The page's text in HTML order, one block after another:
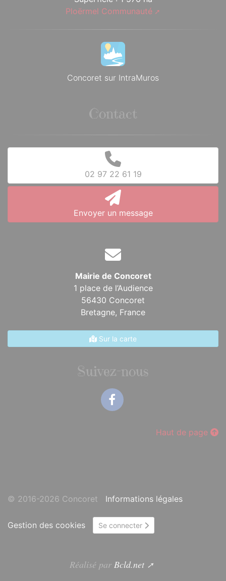
Ploërmel Communauté
Concoret sur IntraMuros
Contact
02 97 22 61 19
Envoyer un message
Mairie de Concoret
1 place de l’Audience
56430 Concoret
Bretagne, France
Sur la carte
Suivez-nous
Haut de page
© 2016-2026 Concoret Informations légales
Gestion des cookies Se connecter
Réalisé par Bcld.net